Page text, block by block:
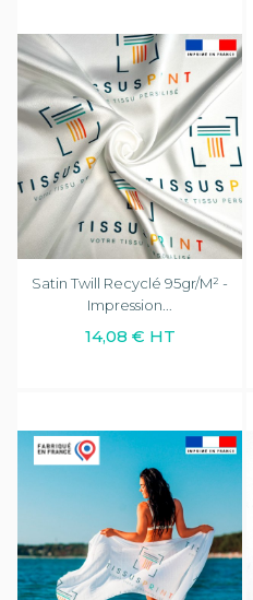
Satin Twill Recyclé 95gr/m² -
Impression...
14,08 € HT